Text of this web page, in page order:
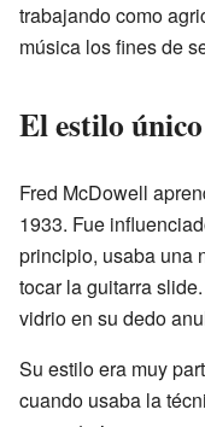
trabajando como
música los fines de
El estilo
Fred McDowell
1933. Fue
principio, usaba una
tocar la guitarra
vidrio en su dedo
Su estilo era muy
cuando usaba la